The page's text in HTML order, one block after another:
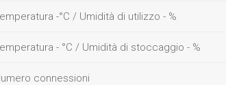
-°C / Umidità di utilizzo - %
- °C / Umidità di stoccaggio - %
connessioni